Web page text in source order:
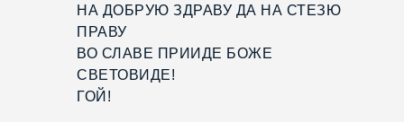
НА ДОБРУЮ ЗДРАВУ ДА НА СТЕЗЮ
ПРАВУ
ВО СЛАВЕ ПРИИДЕ БОЖЕ
СВЕТОВИДЕ!
ГОЙ!